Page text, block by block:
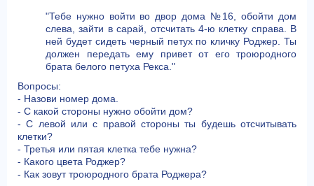
"Тебе нужно войти во двор дома №16, обойти дом
слева, зайти в сарай, отсчитать 4-ю клетку справа. В
ней будет сидеть черный петух по кличку Роджер. Ты
должен передать ему привет от его троюродного
брата белого петуха Рекса."
Вопросы:
- Назови номер дома.
- С какой стороны нужно обойти дом?
- С левой или с правой стороны ты будешь отсчитывать
клетки?
- Третья или пятая клетка тебе нужна?
- Какого цвета Роджер?
- Как зовут троюродного брата Роджера?